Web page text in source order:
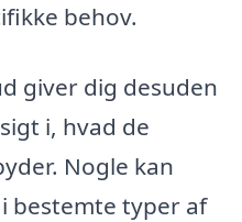
behov.
giver dig desuden
i, hvad de
Nogle kan
bestemte typer af